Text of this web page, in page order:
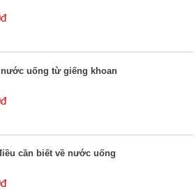
nước uống từ giếng khoan
cần biết về nước uống